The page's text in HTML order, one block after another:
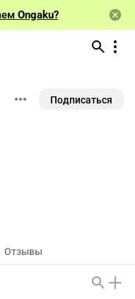
Ongaku?
Подписаться
Отзывы